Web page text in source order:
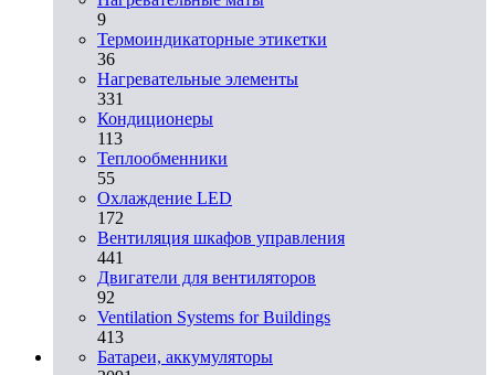
9
Термоиндикаторные этикетки
36
Нагревательные элементы
331
Кондиционеры
113
Теплообменники
55
Охлаждение LED
172
Вентиляция шкафов управления
441
Двигатели для вентиляторов
92
Ventilation Systems for Buildings
413
Батареи, аккумуляторы